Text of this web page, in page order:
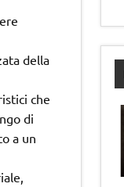
della
che
di
a un